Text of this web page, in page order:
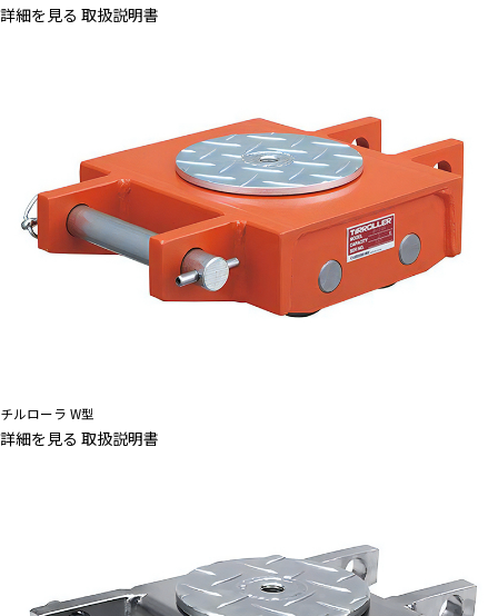
詳細を見る 取扱説明書
チルローラ W型
詳細を見る 取扱説明書